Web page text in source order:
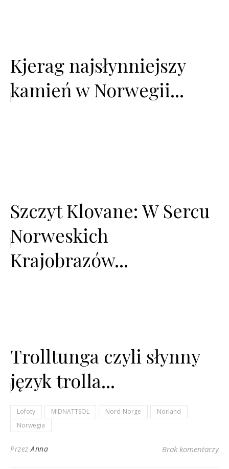
Kjerag najsłynniejszy
kamień w Norwegii...
Szczyt Klovane: W Sercu
Norweskich
Krajobrazów...
Trolltunga czyli słynny
język trolla...
Lofoty MIDNATTSOL Nord-Norge
Norland
Norwegia
PrzezAnna Brak komentarzy